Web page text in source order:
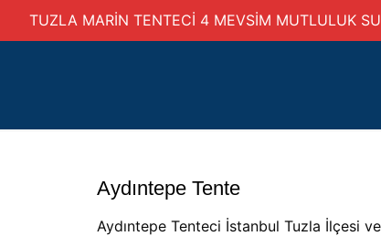
TUZLA MARİN TENTECİ 4 MEVSİM MUTLULUK
Aydıntepe Tente
Aydıntepe Tenteci İstanbul Tuzla İlçesi ve